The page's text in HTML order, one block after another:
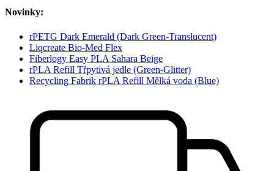
Novinky:
rPETG Dark Emerald (Dark Green-Translucent)
Liqcreate Bio-Med Flex
Fiberlogy Easy PLA Sahara Beige
rPLA Refill Třpytivá jedle (Green-Glitter)
Recycling Fabrik rPLA Refill Mělká voda (Blue)